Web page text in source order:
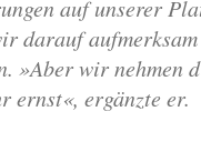
auf unserer
darauf
»Aber wir nehmen
ernst«, ergänzte er.